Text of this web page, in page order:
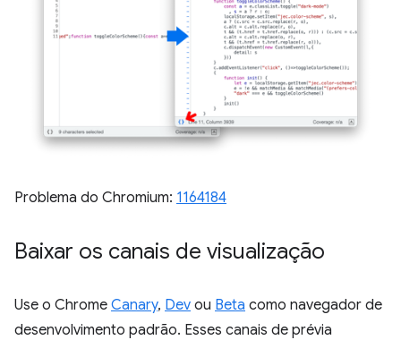
Problema do Chromium: 1164184
Baixar os canais de visualização
Use o Chrome Canary, Dev ou Beta como navegador de
desenvolvimento padrão. Esses canais de prévia